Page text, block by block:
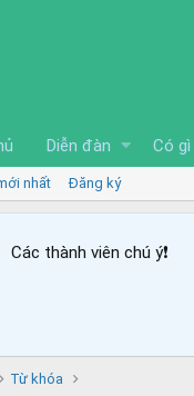
Diễn đàn Có
nhất Đăng ký
Các thành viên chú ý❗️
Từ khóa